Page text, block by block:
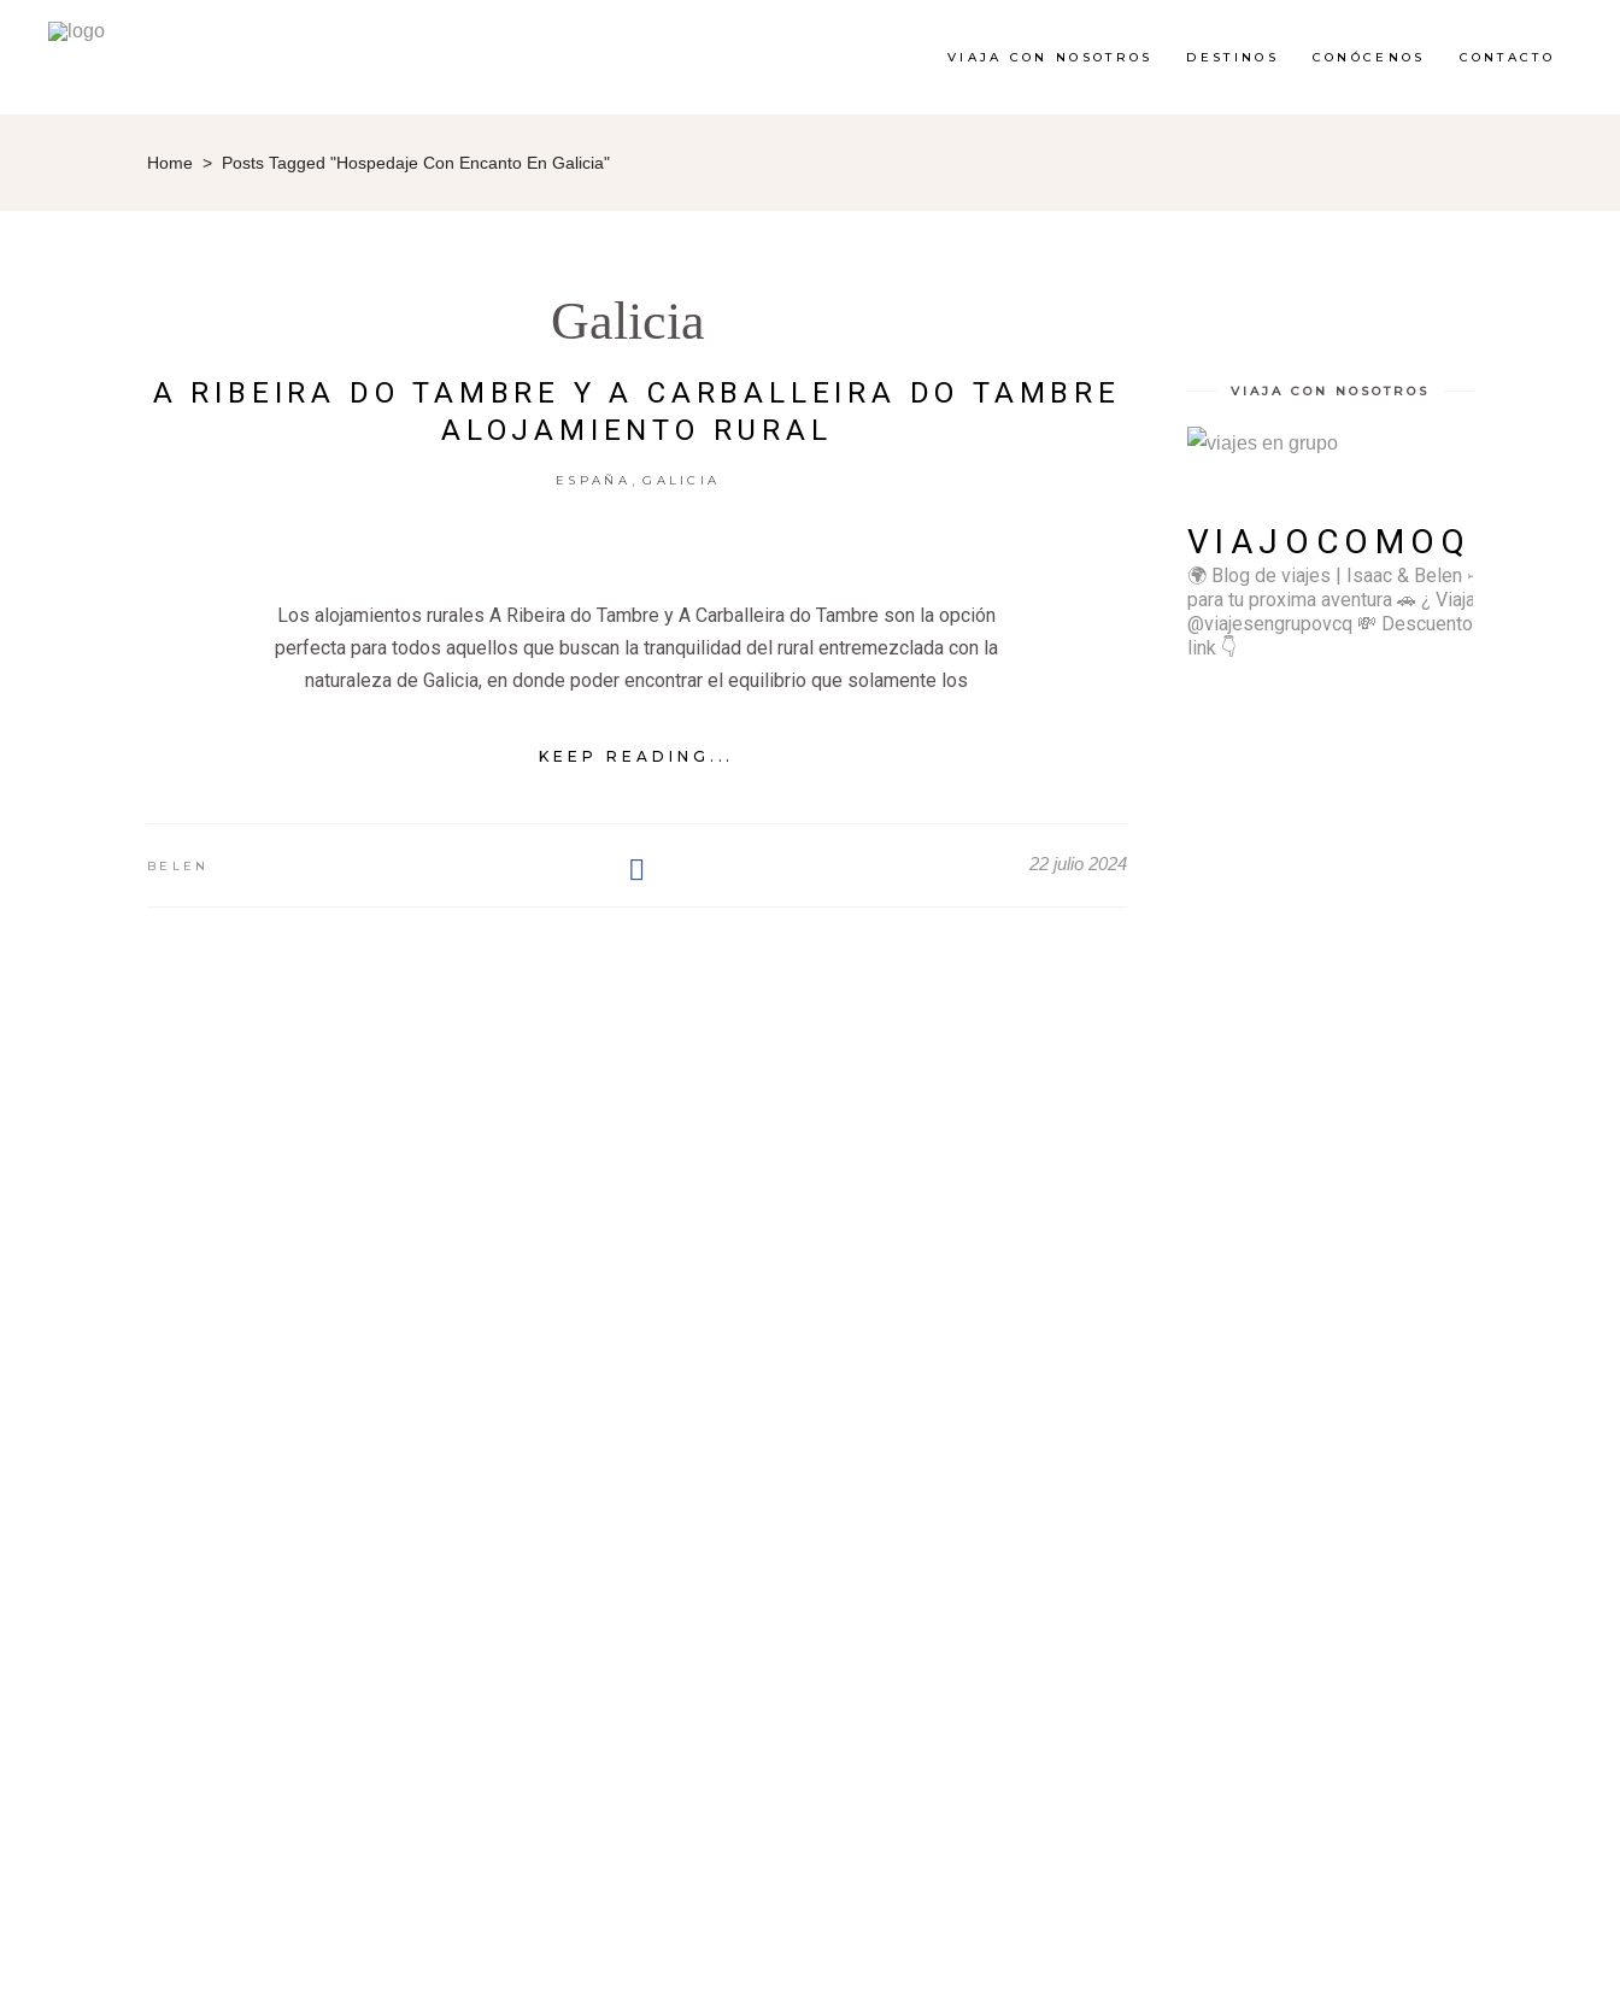
VIAJA CON NOSOTROS DESTINOS CONÓCENOS CONTACTO
Home > Posts Tagged "Hospedaje Con Encanto En Galicia"
Galicia
A RIBEIRA DO TAMBRE Y A CARBALLEIRA DO TAMBRE
ALOJAMIENTO RURAL
ESPAÑA GALICIA
Los alojamientos rurales A Ribeira do Tambre y A Carballeira do Tambre son la opción
perfecta para todos aquellos que buscan la tranquilidad del rural entremezclada con la
naturaleza de Galicia, en donde poder encontrar el equilibrio que solamente los
KEEP READING...
BELEN 22 julio 2024
VIAJA CON NOSOTROS
VIAJOCOMOQUIERO
🌍 Blog de viajes | Isaac & Belen ✈️ Inspírate
para tu proxima aventura 🚗 ¿ Viajas sol@? 👉🏻
@viajesengrupovcq 💸 Descuentos y tips en el
link 👇